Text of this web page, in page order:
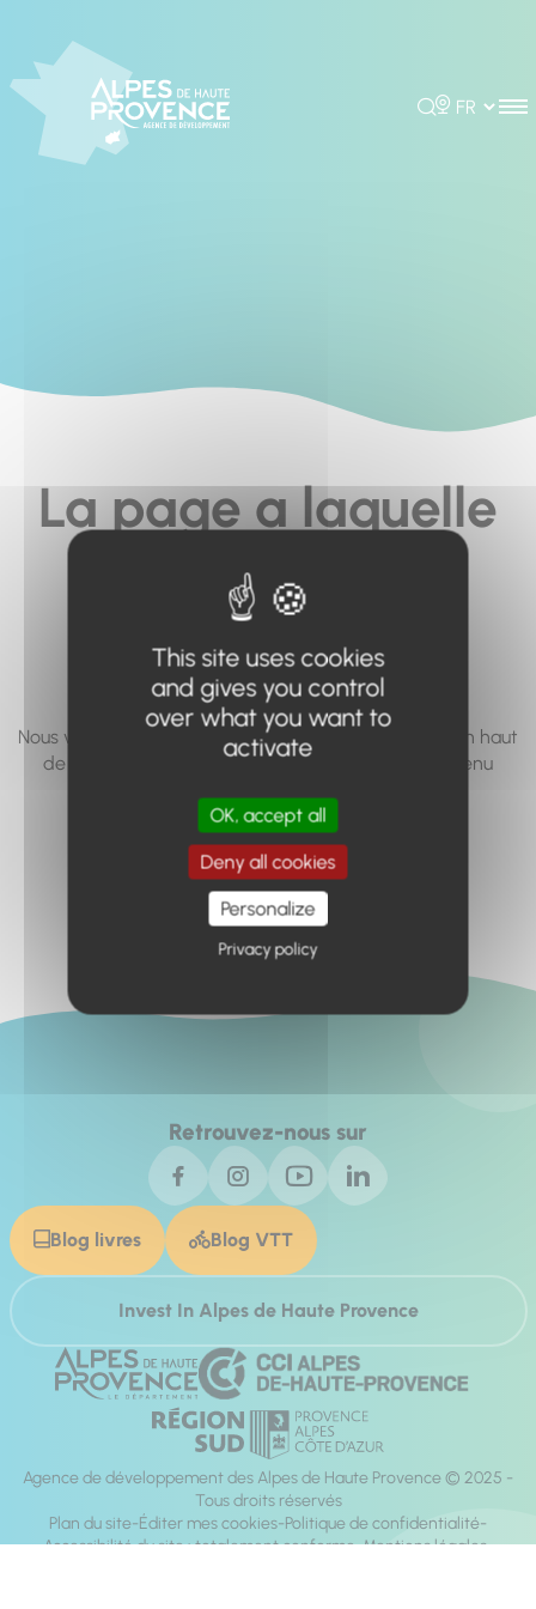
Rechercher
Choisir la
La page a laquelle
vous cherchez à
accéder n'existe
pas... ou plus.
Nous vous invitons à utiliser le moteur de recherche en haut
de page, ou à utiliser le menu pour trouver le contenu
Retour à l'accueil
Retrouvez-nous sur
Blog livres Blog VTT
Invest In Alpes de Haute Provence
Agence de développement des Alpes de Haute Provence © 2025 -
Tous droits réservés
Plan du site Éditer mes cookies Politique de confidentialité
Accessibilité du site : totalement conforme Mentions légales
This site uses cookies
and gives you control
over what you want to
activate
OK, accept all
Deny all cookies
Personalize
Privacy policy